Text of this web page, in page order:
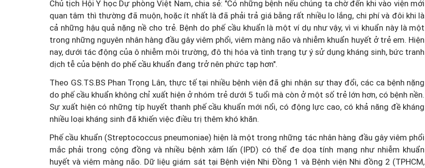
Chủ tịch Hội Y học Dự phòng Việt Nam, chia sẻ: "Có những bệnh nếu chúng ta chờ đến khi vào viện mới
quan tâm thì thường đã muộn, hoặc ít nhất là đã phải trả giá bằng rất nhiều lo lắng, chi phí và đôi khi là
cả những hậu quả nặng nề cho trẻ. Bệnh do phế cầu khuẩn là một ví dụ như vậy, vì vi khuẩn này là một
trong những nguyên nhân hàng đầu gây viêm phổi, viêm màng não và nhiễm khuẩn huyết ở trẻ em. Hiện
nay, dưới tác động của ô nhiễm môi trường, đô thị hóa và tình trạng tự ý sử dụng kháng sinh, bức tranh
dịch tễ của bệnh do phế cầu khuẩn đang trở nên phức tạp hơn".
Theo GS.TS.BS Phan Trọng Lân, thực tế tại nhiều bệnh viện đã ghi nhận sự thay đổi, các ca bệnh nặng
do phế cầu khuẩn không chỉ xuất hiện ở nhóm trẻ dưới 5 tuổi mà còn ở một số trẻ lớn hơn, có bệnh nền.
Sự xuất hiện có những típ huyết thanh phế cầu khuẩn mới nổi, có động lực cao, có khả năng đề kháng
nhiều loại kháng sinh đã khiến việc điều trị thêm khó khăn.
Phế cầu khuẩn (Streptococcus pneumoniae) hiện là một trong những tác nhân hàng đầu gây viêm phổi
mắc phải trong cộng đồng và nhiều bệnh xâm lấn (IPD) có thể đe dọa tính mạng như nhiễm khuẩn
huyết và viêm màng não. Dữ liệu giám sát tại Bệnh viện Nhi Đồng 1 và Bệnh viện Nhi đồng 2 (TPHCM,